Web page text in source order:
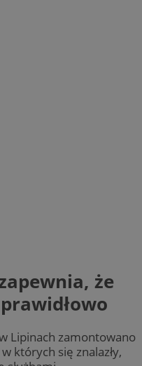
że
Lipinach zamontowano
których się znalazły,